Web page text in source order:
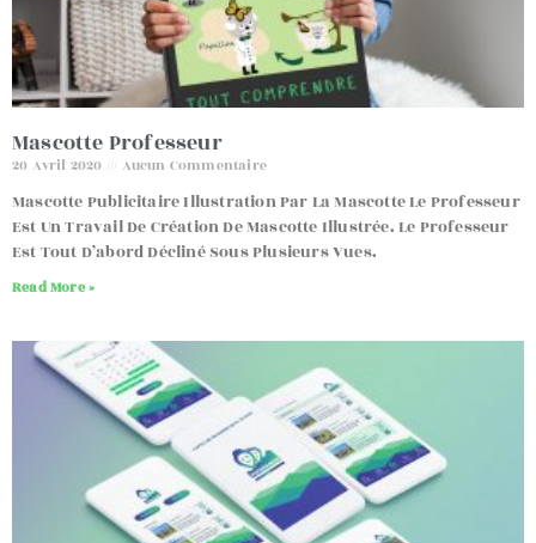
Mascotte Professeur
20 Avril 2020 Aucun Commentaire
Mascotte Publicitaire Illustration Par La Mascotte Le Professeur
Est Un Travail De Création De Mascotte Illustrée. Le Professeur
Est Tout D’abord Décliné Sous Plusieurs Vues.
Read More »